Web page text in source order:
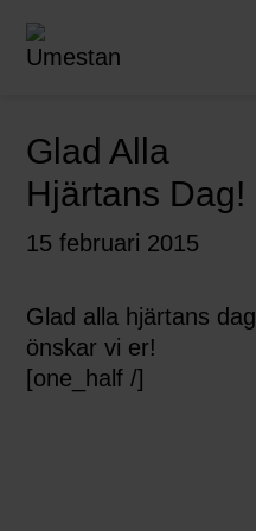
Glad Alla
Hjärtans Dag!
15 februari 2015
Glad alla hjärtans dag
önskar vi er!
[one_half /]